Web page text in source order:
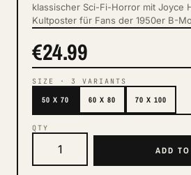
klassischer Sci-Fi-Horror mit Joyce
Kultposter für Fans der 1950er B-
€24.99
SIZE · 3 VARIANTS
50 X 70 60 X 80 70 X 100
QTY
ADD